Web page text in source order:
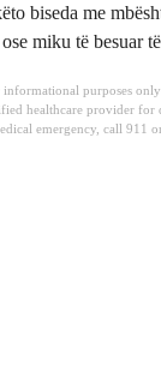
biseda me
miku të besuar
purposes
healthcare provider for
emergency, call 911